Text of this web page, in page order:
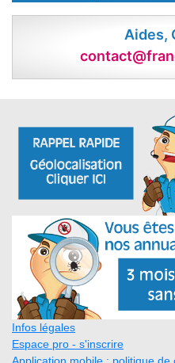
Aides,
Infos légales
Espace pro - s'inscrire